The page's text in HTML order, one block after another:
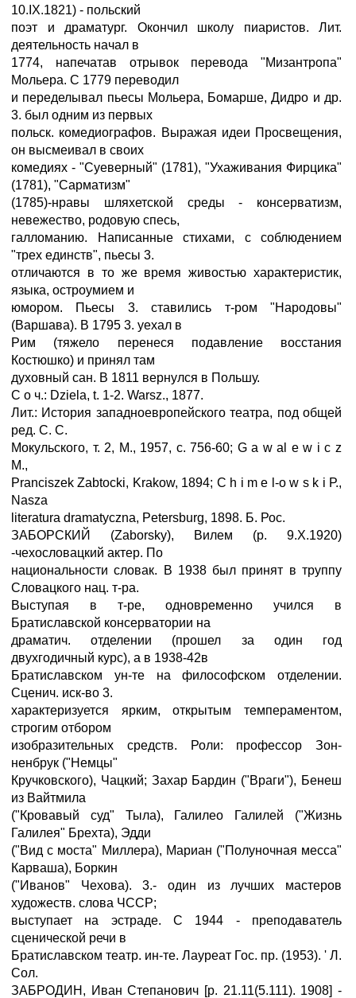
10.IX.1821) - польский
поэт и драматург. Окончил школу пиаристов. Лит.
деятельность начал в
1774, напечатав отрывок перевода "Мизантропа"
Мольера. С 1779 переводил
и переделывал пьесы Мольера, Бомарше, Дидро и др.
3. был одним из первых
польск. комедиографов. Выражая идеи Просвещения,
он высмеивал в своих
комедиях - "Суеверный" (1781), "Ухаживания Фирцика"
(1781), "Сарматизм"
(1785)-нравы шляхетской среды - консерватизм,
невежество, родовую спесь,
галломанию. Написанные стихами, с соблюдением
"трех единств", пьесы 3.
отличаются в то же время живостью характеристик,
языка, остроумием и
юмором. Пьесы 3. ставились т-ром "Народовы"
(Варшава). В 1795 3. уехал в
Рим (тяжело перенеся подавление восстания
Костюшко) и принял там
духовный сан. В 1811 вернулся в Польшу.
С о ч.: Dziela, t. 1-2. Warsz., 1877.
Лит.: История западноевропейского театра, под общей
ред. С. С.
Мокульского, т. 2, М., 1957, с. 756-60; G a w al e w i с z
M.,
Pranciszek Zabtocki, Krakow, 1894; C h i m e l-o w s k i Р.,
Nasza
literatura dramatyczna, Petersburg, 1898. Б. Рос.
ЗАБОРСКИЙ (Zaborsky), Вилем (р. 9.X.1920)
-чехословацкий актер. По
национальности словак. В 1938 был принят в труппу
Словацкого нац. т-ра.
Выступая в т-ре, одновременно учился в
Братиславской консерватории на
драматич. отделении (прошел за один год
двухгодичный курс), а в 1938-42в
Братиславском ун-те на философском отделении.
Сценич. иск-во 3.
характеризуется ярким, открытым темпераментом,
строгим отбором
изобразительных средств. Роли: профессор Зон-
ненбрук ("Немцы"
Кручковского), Чацкий; Захар Бардин ("Враги"), Бенеш
из Вайтмила
("Кровавый суд" Тыла), Галилео Галилей ("Жизнь
Галилея" Брехта), Эдди
("Вид с моста" Миллера), Мариан ("Полуночная месса"
Карваша), Боркин
("Иванов" Чехова). 3.- один из лучших мастеров
художеств. слова ЧССР;
выступает на эстраде. С 1944 - преподаватель
сценической речи в
Братиславском театр. ин-те. Лауреат Гос. пр. (1953). ' Л.
Сол.
ЗАБРОДИН, Иван Степанович [р. 21.11(5.111). 1908] -